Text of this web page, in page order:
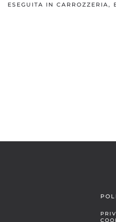
ESEGUITA IN CARROZZERIA,